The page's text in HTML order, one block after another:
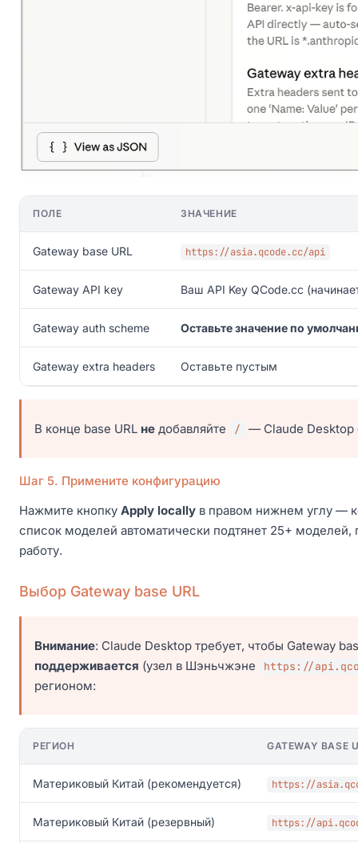
ПОЛЕ ЗНАЧЕНИЕ
Gateway base URL https://asia.qcode.cc/api
Gateway API key Ваш API Key QCode.cc
Gateway auth scheme Оставьте значение по
Gateway extra headers Оставьте пустым
В конце base URL не добавляйте / — Claude Desktop
Шаг 5. Примените конфигурацию
Нажмите кнопку Apply locally в правом нижнем углу —
список моделей автоматически подтянет 25+
работу.
Выбор Gateway base URL
Внимание: Claude Desktop требует, чтобы Gateway
поддерживается (узел в Шэньчжэне https://
регионом:
РЕГИОН GATEWAY BASE
Материковый Китай (рекомендуется) https://
Материковый Китай (резервный) https://